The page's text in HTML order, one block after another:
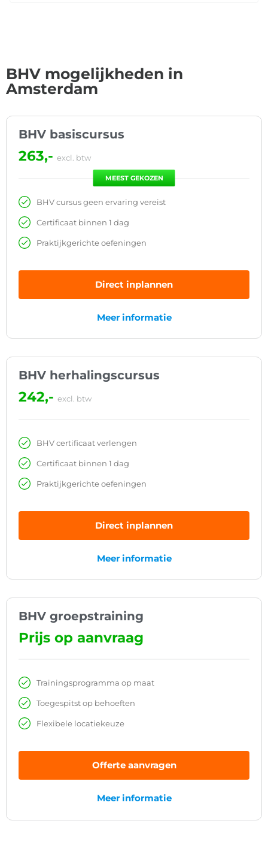
BHV mogelijkheden in
Amsterdam
BHV basiscursus
263,- excl. btw
MEEST GEKOZEN
BHV cursus geen ervaring vereist
Certificaat binnen 1 dag
Praktijkgerichte oefeningen
Direct inplannen
Meer informatie
BHV herhalingscursus
242,- excl. btw
BHV certificaat verlengen
Certificaat binnen 1 dag
Praktijkgerichte oefeningen
Direct inplannen
Meer informatie
BHV groepstraining
Prijs op aanvraag
Trainingsprogramma op maat
Toegespitst op behoeften
Flexibele locatiekeuze
Offerte aanvragen
Meer informatie